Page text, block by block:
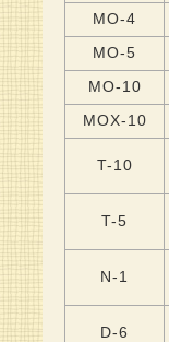
MO-4
MO-5
MO-10
MOX-10
T-10
T-5
N-1
D-6